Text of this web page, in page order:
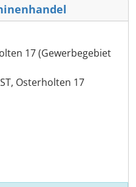
17 (Gewerbegebiet
Osterholten 17